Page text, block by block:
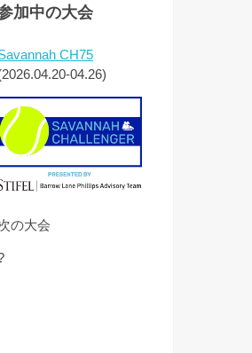
加中の大会
CH75
04.26)
の大会